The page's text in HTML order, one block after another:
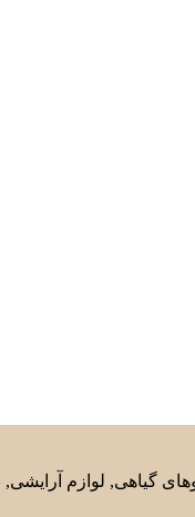
گیاهی, لوازم